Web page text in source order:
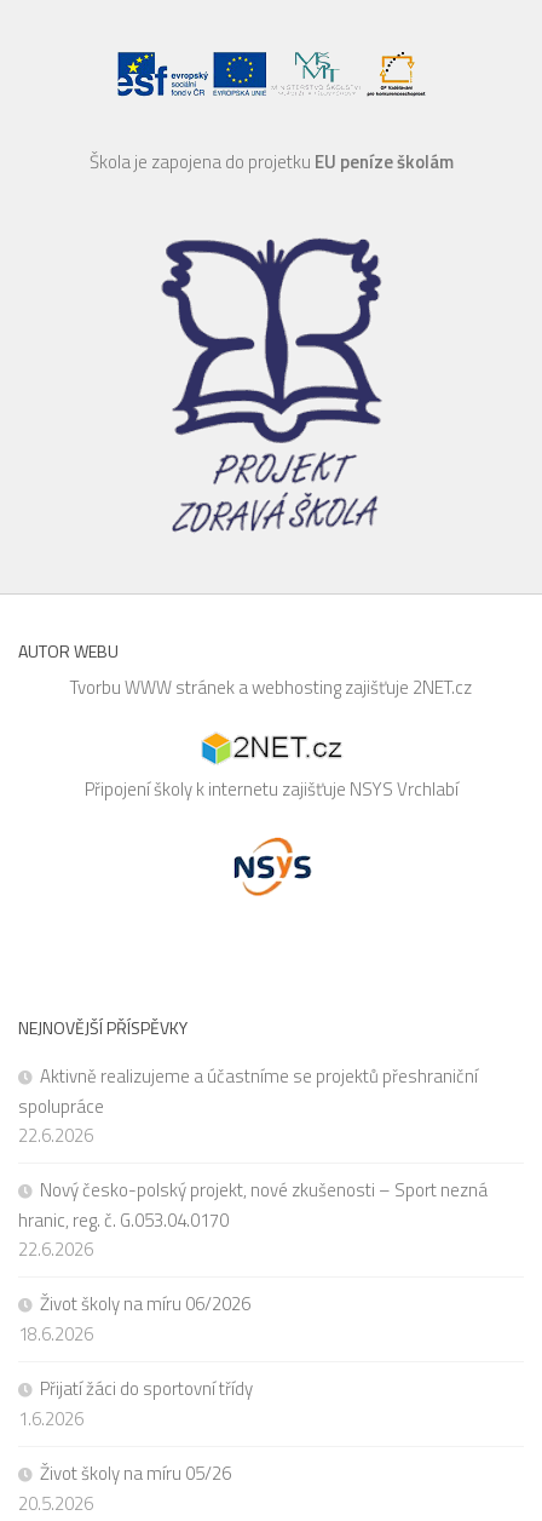
Škola je zapojena do projetku EU peníze školám
AUTOR WEBU
Tvorbu WWW stránek a webhosting zajišťuje 2NET.cz
Připojení školy k internetu zajišťuje NSYSVrchlabí
NEJNOVĚJŠÍ PŘÍSPĚVKY
Aktivně realizujeme a účastníme se projektů přeshraniční
spolupráce
22.6.2026
Nový česko-polský projekt, nové zkušenosti – Sport nezná
hranic, reg. č. G.053.04.0170
22.6.2026
Život školy na míru 06/2026
18.6.2026
Přijatí žáci do sportovní třídy
1.6.2026
Život školy na míru 05/26
20.5.2026